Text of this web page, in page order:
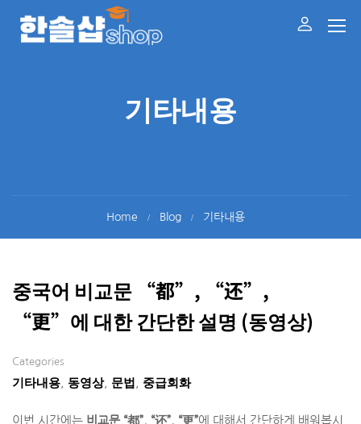
기타내용
Home Blog 기타내용
중국어 비교문 “都”, “还”,
“更”에 대한 간단한 설명 (동영상)
Categories
기타내용 동영상, 문법 중급회화
이번 시간에는 비교문 “都”, “还”, “更”에 대해서 간단하게 배워봅시